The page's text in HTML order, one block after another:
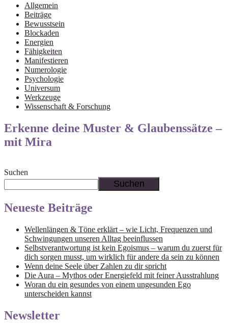
Allgemein
Beiträge
Bewusstsein
Blockaden
Energien
Fähigkeiten
Manifestieren
Numerologie
Psychologie
Universum
Werkzeuge
Wissenschaft & Forschung
Erkenne deine Muster & Glaubenssätze –
mit Mira
Suchen
Suchen
Neueste Beiträge
Wellenlängen & Töne erklärt – wie Licht, Frequenzen und
Schwingungen unseren Alltag beeinflussen
Selbstverantwortung ist kein Egoismus – warum du zuerst für
dich sorgen musst, um wirklich für andere da sein zu können
Wenn deine Seele über Zahlen zu dir spricht
Die Aura – Mythos oder Energiefeld mit feiner Ausstrahlung
Woran du ein gesundes von einem ungesunden Ego
unterscheiden kannst
Newsletter